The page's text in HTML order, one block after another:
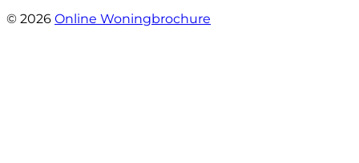
© 2026 Online Woningbrochure